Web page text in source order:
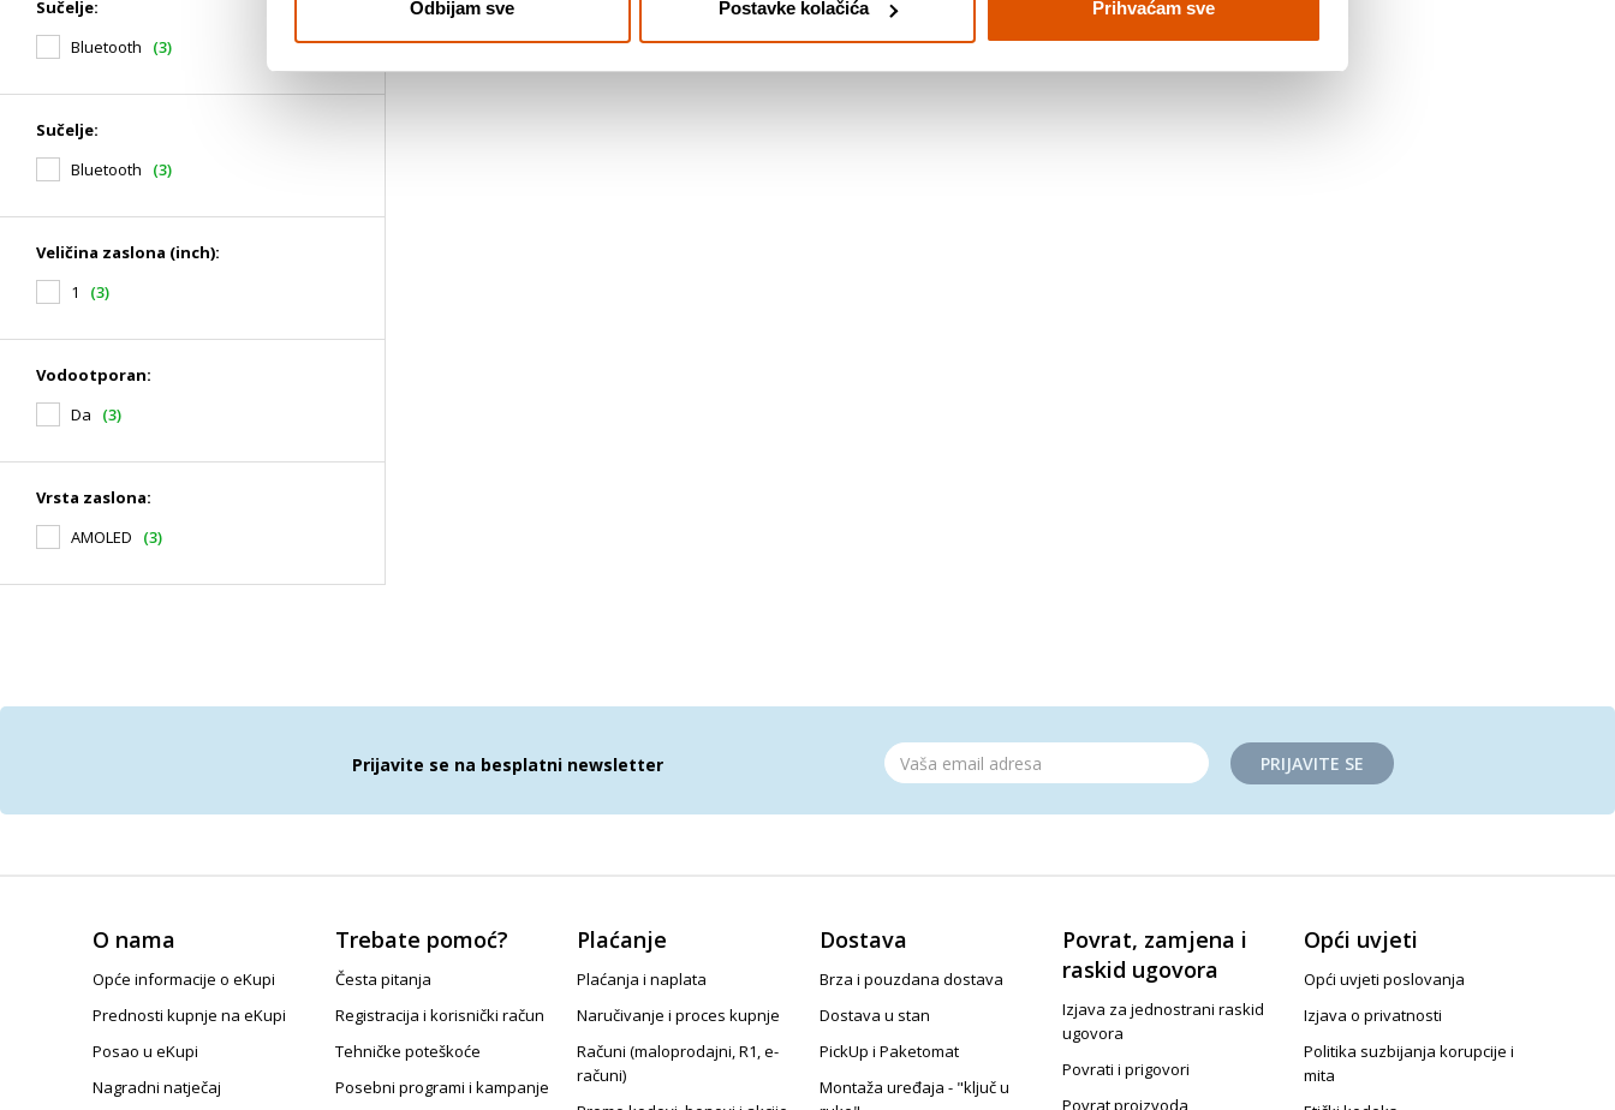
Odbijam sve Postavke kolačića Prihvaćam sve
Sučelje:
Bluetooth
(3)
Sučelje:
Bluetooth
(3)
Veličina zaslona (inch):
1
(3)
Vodootporan:
Da
(3)
Vrsta zaslona:
AMOLED
(3)
Prijavite se na besplatni newsletter PRIJAVITE SE
O nama
Opće informacije o eKupi
Prednosti kupnje na eKupi
Posao u eKupi
Nagradni natječaj
Trebate pomoć?
Česta pitanja
Registracija i korisnički račun
Tehničke poteškoće
Posebni programi i kampanje
Plaćanje
Plaćanja i naplata
Naručivanje i proces kupnje
Računi (maloprodajni, R1, e-
računi)
Dostava
Brza i pouzdana dostava
Dostava u stan
PickUp i Paketomat
Montaža uređaja - "ključ u
Povrat, zamjena i
raskid ugovora
Izjava za jednostrani raskid
ugovora
Povrati i prigovori
Povrat proizvoda
Opći uvjeti
Opći uvjeti poslovanja
Izjava o privatnosti
Politika suzbijanja korupcije i
mita